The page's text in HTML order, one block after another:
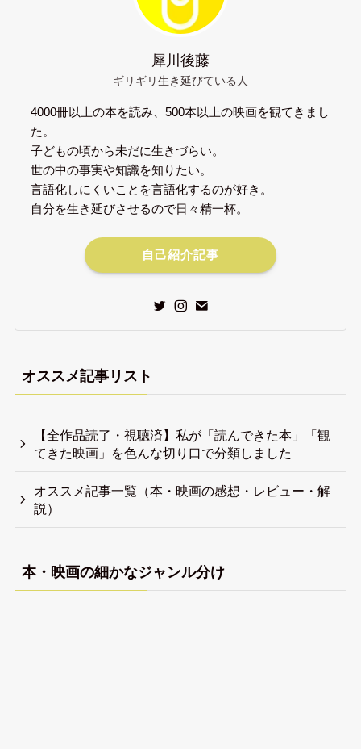
犀川後藤
ギリギリ生き延びている人
4000冊以上の本を読み、500本以上の映画を観てきまし
た。
子どもの頃から未だに生きづらい。
世の中の事実や知識を知りたい。
言語化しにくいことを言語化するのが好き。
自分を生き延びさせるので日々精一杯。
自己紹介記事
オススメ記事リスト
【全作品読了・視聴済】私が「読んできた本」「観
てきた映画」を色んな切り口で分類しました
オススメ記事一覧（本・映画の感想・レビュー・解
説）
本・映画の細かなジャンル分け